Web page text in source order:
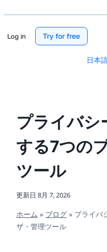
Log in Try for free
プライバシ
する7つの
ツール
更新日 8月 7, 2026
ホーム » ブログ » プライバ
ザ・管理ツール